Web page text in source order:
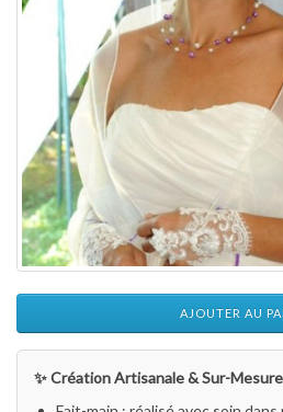
AJOUTER AU
✨ Création Artisanale & Sur-Mesure